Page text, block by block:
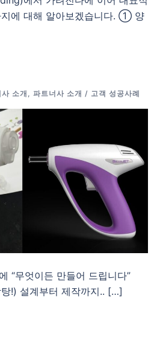
에 대해 알아보겠습니다. ① 양
소개 파트너사 소개 / 고객 성공사례
“무엇이든 만들어 드립니다”
!) 설계부터 제작까지.. […]